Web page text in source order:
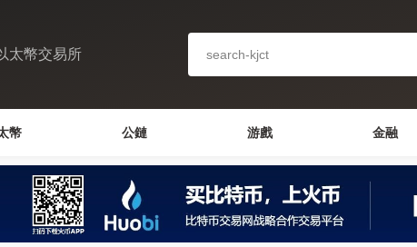
太幣交易所
幣 公鏈 游戲 金融